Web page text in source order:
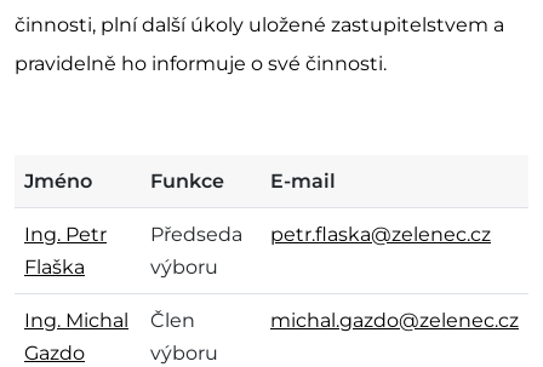
činnosti, plní další úkoly uložené zastupitelstvem a
pravidelně ho informuje o své činnosti.
Jméno Funkce E-mail
Ing. Petr
Flaška
Předseda
výboru
petr.flaska@zelenec.cz
Ing. Michal
Gazdo
Člen
výboru
michal.gazdo@zelenec.cz